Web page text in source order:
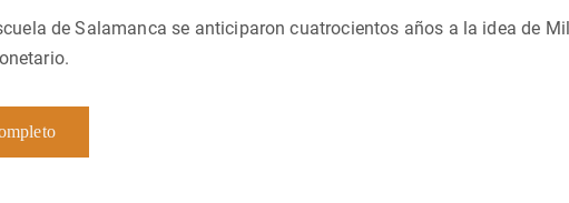
de Salamanca se anticiparon cuatrocientos años a la idea de